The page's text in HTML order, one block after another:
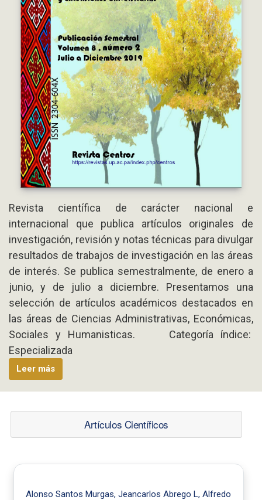
Revista científica de carácter nacional e
internacional que publica artículos originales de
investigación, revisión y notas técnicas para divulgar
resultados de trabajos de investigación en las áreas
de interés. Se publica semestralmente, de enero a
junio, y de julio a diciembre. Presentamos una
selección de artículos académicos destacados en
las áreas de Ciencias Administrativas, Económicas,
Sociales y Humanisticas. Categoría índice:
Especializada
Leer más
Artículos Científicos
Alonso Santos Murgas, Jeancarlos Abrego L, Alfredo